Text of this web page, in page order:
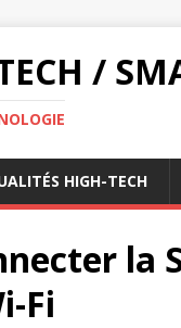
/
HIGH-TECH
la
Fi